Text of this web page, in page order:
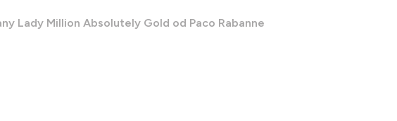
Lady Million Absolutely Gold od Paco Rabanne